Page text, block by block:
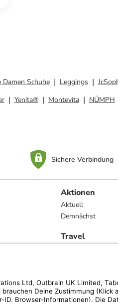
Damen Schuhe Leggings
Yenita® Montevita NÜMPH
Sichere Verbindung
Aktionen
Aktuell
Demnächst
Travel